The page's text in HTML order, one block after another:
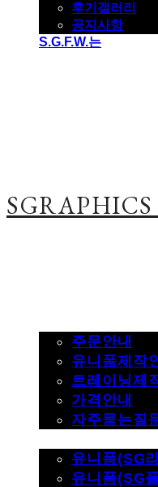
후기갤러리
공지사항
S.G.F.W.는
주문안내
유니폼제작
트레이닝제
가격안내
자주묻는질
유니폼(SG
유니폼(SG